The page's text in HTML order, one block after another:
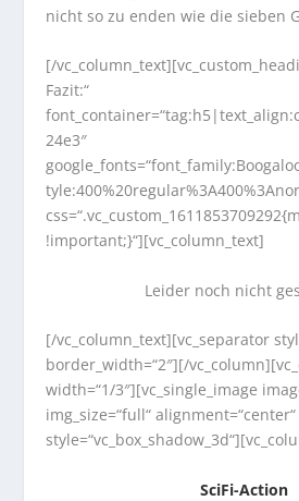
nicht so zu enden wie die sieben
[/
Fazit:“
24e3″
!important;}“][vc_column_text]
Leider noch nicht
[/vc_column_text][vc_separator
border_width=“2″][/
width=“1/3″][vc_single_image
img_size=“full“ alignment=“center“
SciFi-Action